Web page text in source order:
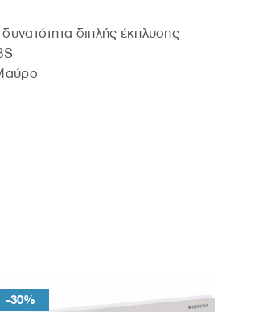
διπλής έκπλυσης
-30%